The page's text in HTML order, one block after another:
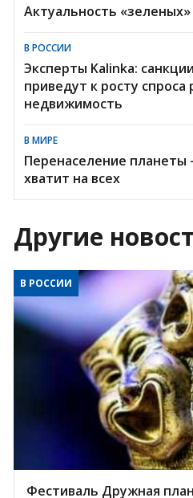
Актуальность
В РОССИИ
Эксперты Kalinka:
приведут к росту спроса
недвижимость
В МИРЕ
Перенаселение
хватит на всех
Другие
В РОССИИ
Фестиваль Дружная